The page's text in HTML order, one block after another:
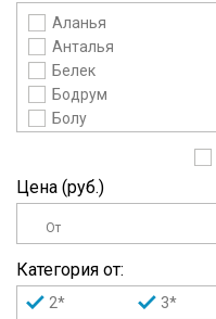
Аланья
Анталья
Белек
Бодрум
Болу
Дидим
Кайсери
Кемер
Кушадасы
Цена (руб.)
От
Категория от:
2* 3*